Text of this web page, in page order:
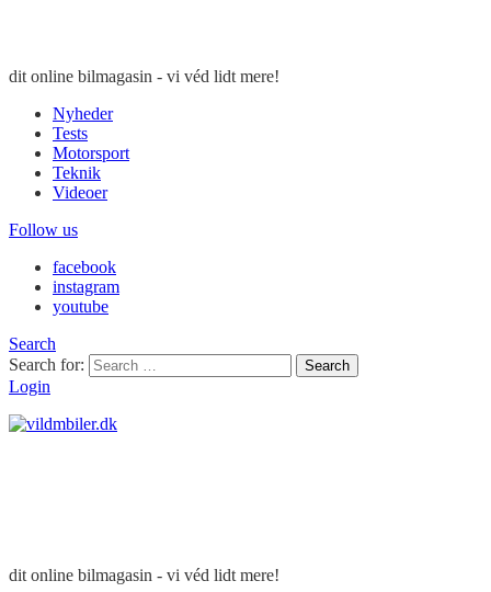
dit online bilmagasin - vi véd lidt mere!
Nyheder
Tests
Motorsport
Teknik
Videoer
Follow us
facebook
instagram
youtube
Search
Search for:
Search
Login
dit online bilmagasin - vi véd lidt mere!